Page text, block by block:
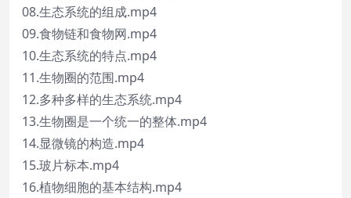
08.生态系统的组成.mp4
09.食物链和食物网.mp4
10.生态系统的特点.mp4
11.生物圈的范围.mp4
12.多种多样的生态系统.mp4
13.生物圈是一个统一的整体.mp4
14.显微镜的构造.mp4
15.玻片标本.mp4
16.植物细胞的基本结构.mp4